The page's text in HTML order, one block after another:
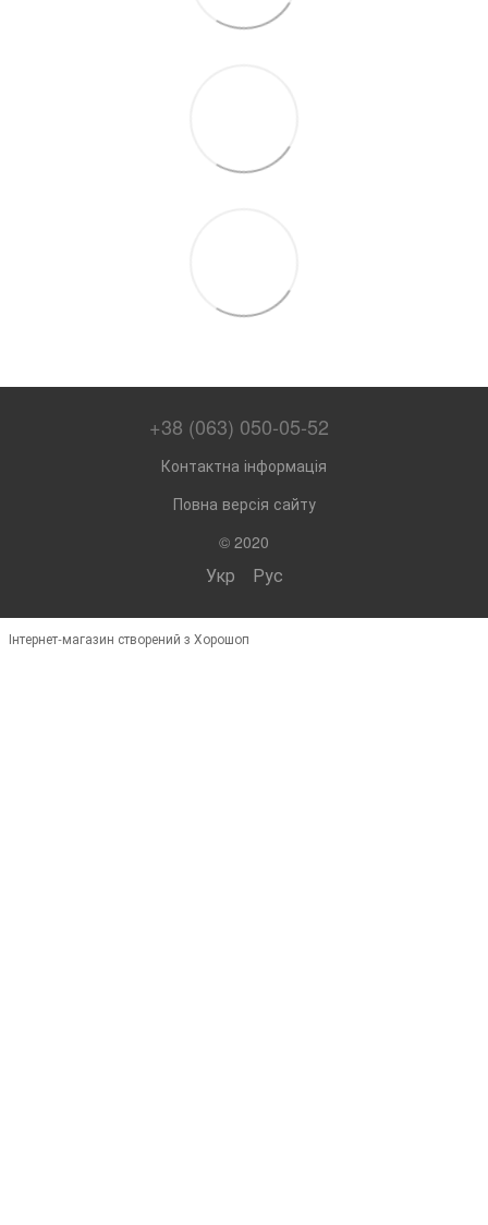
+38 (063) 050-05-52
Контактна інформація
Повна версія сайту
© 2020
Укр Рус
Інтернет-магазин створений з Хорошоп